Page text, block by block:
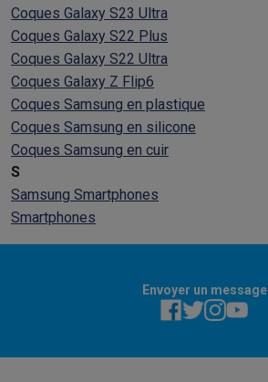
Coques Galaxy S23 Ultra
Coques Galaxy S22 Plus
Coques Galaxy S22 Ultra
Coques Galaxy Z Flip6
Coques Samsung en plastique
Coques Samsung en silicone
Coques Samsung en cuir
S
Samsung Smartphones
Smartphones
Envoyer un message